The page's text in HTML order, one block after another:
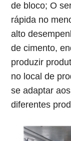
de bloco; O
rápida no
alto
de cimento,
produzir
no local de
se adaptar
diferentes